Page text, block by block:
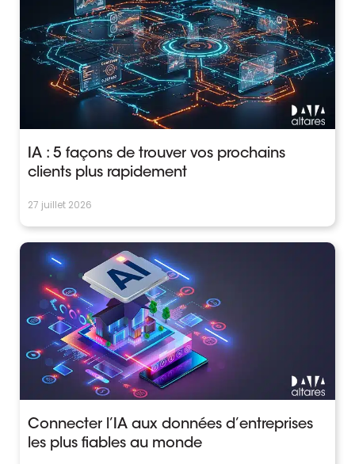
IA : 5 façons de trouver vos prochains
clients plus rapidement
27 juillet 2026
Connecter l’IA aux données d’entreprises
les plus fiables au monde